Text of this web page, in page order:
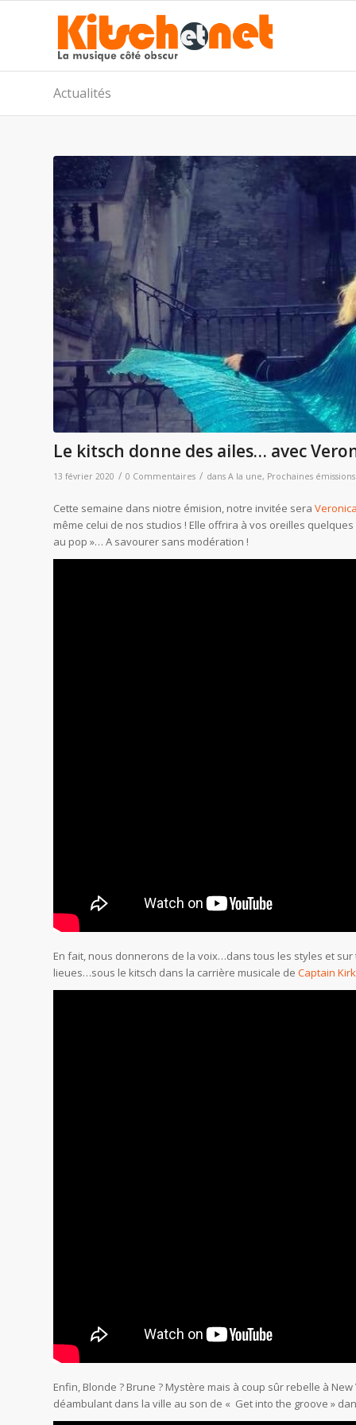
Actualités
Le kitsch donne des ailes… avec
13 février 2020 / 0 Commentaires / dans A la une, Prochaines émissions
Cette semaine dans niotre émision, notre invitée sera
même celui de nos studios ! Elle offrira à vos oreilles
au pop »… A savourer sans modération !
En fait, nous donnerons de la voix…dans tous les styles et
lieues…sous le kitsch dans la carrière musicale de Captain
Enfin, Blonde ? Brune ? Mystère mais à coup sûr rebelle à
déambulant dans la ville au son de « Get into the groove »